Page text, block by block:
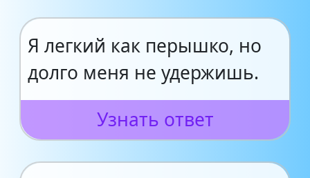
Я легкий как перышко, но
долго меня не удержишь.
Узнать ответ